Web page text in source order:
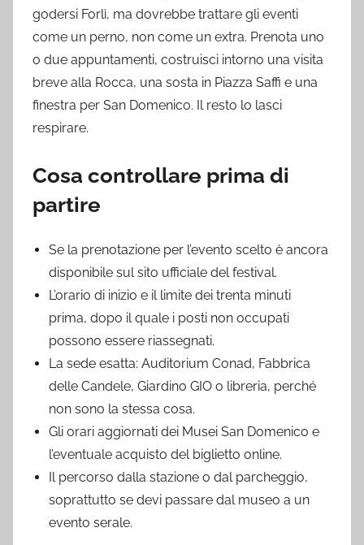
godersi Forlì, ma dovrebbe trattare gli eventi
come un perno, non come un extra. Prenota uno
o due appuntamenti, costruisci intorno una visita
breve alla Rocca, una sosta in Piazza Saffi e una
finestra per San Domenico. Il resto lo lasci
respirare.
Cosa controllare prima di
partire
Se la prenotazione per l’evento scelto è ancora
disponibile sul sito ufficiale del festival.
L’orario di inizio e il limite dei trenta minuti
prima, dopo il quale i posti non occupati
possono essere riassegnati.
La sede esatta: Auditorium Conad, Fabbrica
delle Candele, Giardino GIO o libreria, perché
non sono la stessa cosa.
Gli orari aggiornati dei Musei San Domenico e
l’eventuale acquisto del biglietto online.
Il percorso dalla stazione o dal parcheggio,
soprattutto se devi passare dal museo a un
evento serale.